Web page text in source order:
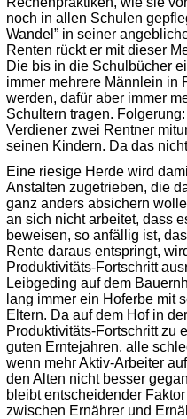
noch in allen Schulen
Wandel” in seiner
Renten rückt er mit dieser
Die bis in die Schulbücher
immer mehrere Männlein in
werden, dafür aber immer
Schultern tragen.
Verdiener zwei Rentner
seinen Kindern. Da das
Eine riesige Herde wird
Anstalten zugetrieben, die
ganz anders absichern
an sich nicht arbeitet, dass
beweisen, so anfällig ist,
Rente daraus entspringt,
Produktivitäts-Fortschritt
Leibgeding auf dem
lang immer ein Hoferbe mit
Eltern. Da auf dem Hof in
Produktivitäts-Fortschritt zu
guten Erntejahren, alle
wenn mehr Aktiv-Arbeiter
den Alten nicht besser
bleibt entscheidender
zwischen Ernährer und